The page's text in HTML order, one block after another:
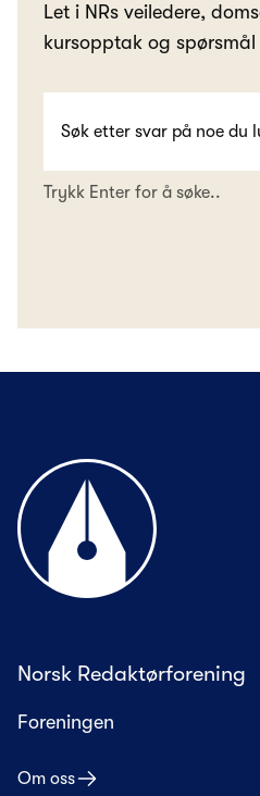
Let i NRs veiledere,
kursopptak og spørsmål
Trykk Enter for å søke..
Til forsiden
Norsk Redaktørforening
Foreningen
Om oss